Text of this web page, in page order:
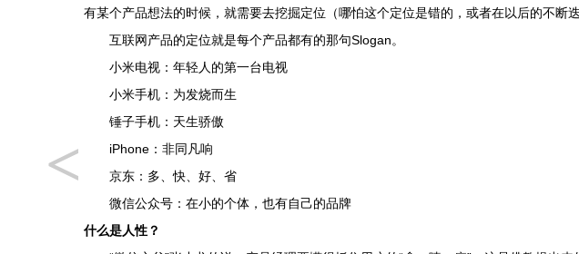
有某个产品想法的时候，就需要去挖掘定位（哪怕这个定位是错的，或者在以后的不断
互联网产品的定位就是每个产品都有的那句Slogan。
小米电视：年轻人的第一台电视
小米手机：为发烧而生
锤子手机：天生骄傲
iPhone：非同凡响
京东：多、快、好、省
微信公众号：在小的个体，也有自己的品牌
什么是人性？
<